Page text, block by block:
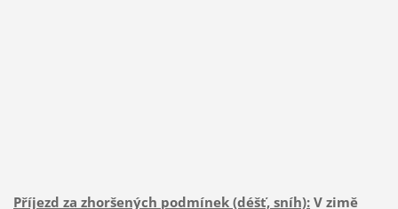
Příjezd za zhoršených podmínek (déšť, sníh):V zimě